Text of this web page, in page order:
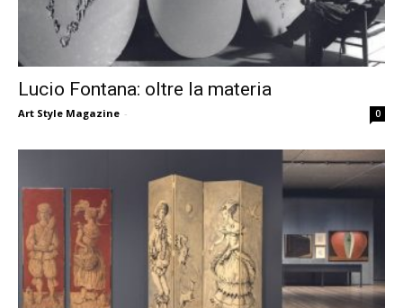
Lucio Fontana: oltre la materia
Art Style Magazine - 0